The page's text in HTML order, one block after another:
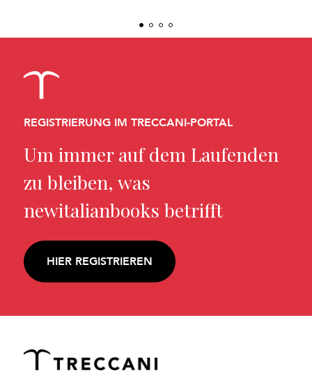
REGISTRIERUNG IM TRECCANI-PORTAL
Um immer auf dem Laufenden
zu bleiben, was
newitalianbooks betrifft
HIER REGISTRIEREN